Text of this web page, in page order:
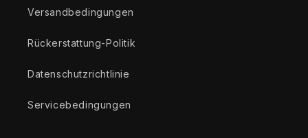
Versandbedingungen
Rückerstattung-Politik
Datenschutzrichtlinie
Servicebedingungen